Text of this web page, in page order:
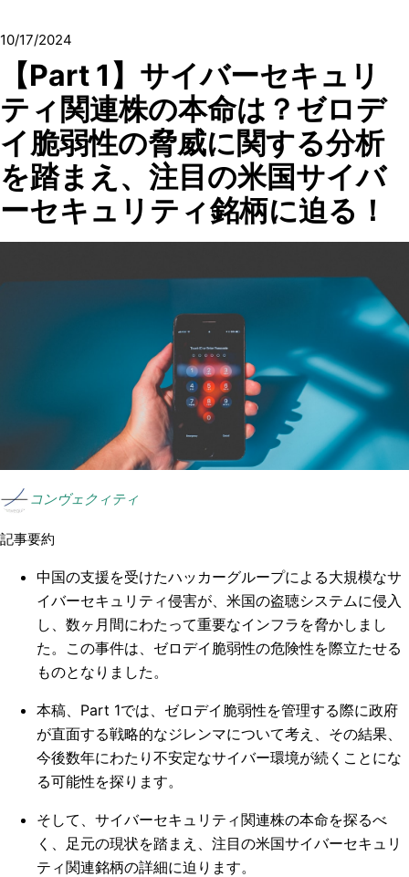
10/17/2024
【Part 1】サイバーセキュリ
ティ関連株の本命は？ゼロデ
イ脆弱性の脅威に関する分析
を踏まえ、注目の米国サイバ
ーセキュリティ銘柄に迫る！
コンヴェクィティ
記事要約
中国の支援を受けたハッカーグループによる大規模なサ
イバーセキュリティ侵害が、米国の盗聴システムに侵入
し、数ヶ月間にわたって重要なインフラを脅かしまし
た。この事件は、ゼロデイ脆弱性の危険性を際立たせる
ものとなりました。
本稿、Part 1では、ゼロデイ脆弱性を管理する際に政府
が直面する戦略的なジレンマについて考え、その結果、
今後数年にわたり不安定なサイバー環境が続くことにな
る可能性を探ります。
そして、サイバーセキュリティ関連株の本命を探るべ
く、足元の現状を踏まえ、注目の米国サイバーセキュリ
ティ関連銘柄の詳細に迫ります。